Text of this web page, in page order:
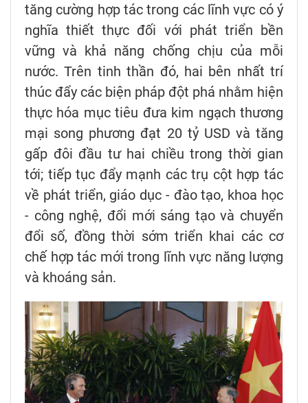
tăng cường hợp tác trong các lĩnh vực có ý
nghĩa thiết thực đối với phát triển bền
vững và khả năng chống chịu của mỗi
nước. Trên tinh thần đó, hai bên nhất trí
thúc đẩy các biện pháp đột phá nhằm hiện
thực hóa mục tiêu đưa kim ngạch thương
mại song phương đạt 20 tỷ USD và tăng
gấp đôi đầu tư hai chiều trong thời gian
tới; tiếp tục đẩy mạnh các trụ cột hợp tác
về phát triển, giáo dục - đào tạo, khoa học
- công nghệ, đổi mới sáng tạo và chuyển
đổi số, đồng thời sớm triển khai các cơ
chế hợp tác mới trong lĩnh vực năng lượng
và khoáng sản.